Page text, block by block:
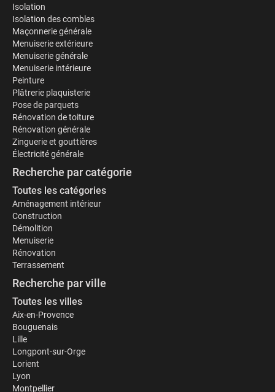
Isolation
Isolation des combles
Maçonnerie générale
Menuiserie extérieure
Menuiserie générale
Menuiserie intérieure
Peinture
Plâtrerie plaquisterie
Pose de parquets
Rénovation de toiture
Rénovation générale
Zinguerie et gouttières
Électricité générale
Recherche par catégorie
Toutes les catégories
Aménagement intérieur
Construction
Démolition
Menuiserie
Rénovation
Terrassement
Recherche par ville
Toutes les villes
Aix-en-Provence
Bouguenais
Lille
Longpont-sur-Orge
Lorient
Lyon
Montpellier